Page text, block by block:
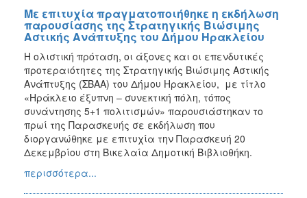
Με επιτυχία πραγματοποιήθηκε η εκδήλωση
παρουσίασης της Στρατηγικής Βιώσιμης
Αστικής Ανάπτυξης του Δήμου Ηρακλείου
Η ολιστική πρόταση, οι άξονες και οι επενδυτικές
προτεραιότητες της Στρατηγικής Βιώσιμης Αστικής
Ανάπτυξης (ΣΒΑΑ) του Δήμου Ηρακλείου, με τίτλο
«Ηράκλειο έξυπνη – συνεκτική πόλη, τόπος
συνάντησης 5+1 πολιτισμών» παρουσιάστηκαν το
πρωί της Παρασκευής σε εκδήλωση που
διοργανώθηκε με επιτυχία την Παρασκευή 20
Δεκεμβρίου στη Βικελαία Δημοτική Βιβλιοθήκη.
περισσότερα...